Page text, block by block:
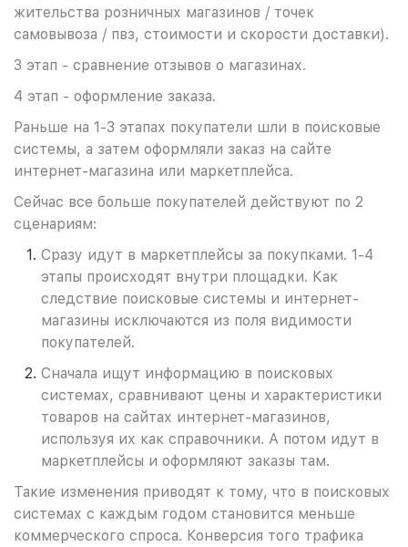
жительства розничных магазинов / точек
самовывоза / пвз, стоимости и скорости доставки).
3 этап - сравнение отзывов о магазинах.
4 этап - оформление заказа.
Раньше на 1-3 этапах покупатели шли в поисковые
системы, а затем оформляли заказ на сайте
интернет-магазина или маркетплейса.
Сейчас все больше покупателей действуют по 2
сценариям:
Сразу идут в маркетплейсы за покупками. 1-4
этапы происходят внутри площадки. Как
следствие поисковые системы и интернет-
магазины исключаются из поля видимости
покупателей.
Сначала ищут информацию в поисковых
системах, сравнивают цены и характеристики
товаров на сайтах интернет-магазинов,
используя их как справочники. А потом идут в
маркетплейсы и оформляют заказы там.
Такие изменения приводят к тому, что в поисковых
системах с каждым годом становится меньше
коммерческого спроса. Конверсия того трафика